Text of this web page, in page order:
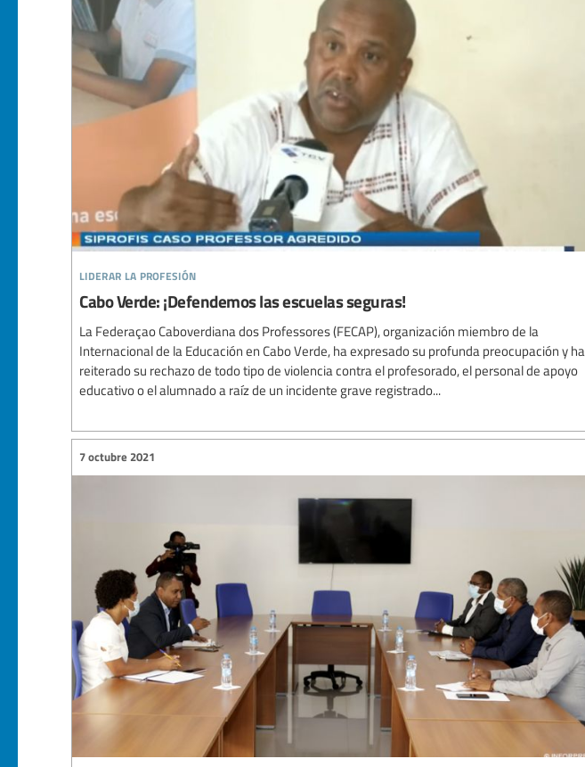
liderar la profesión
Cabo Verde: ¡Defendemos las escuelas seguras!
La Federaçao Caboverdiana dos Professores (FECAP), organización miembro de la
Internacional de la Educación en Cabo Verde, ha expresado su profunda preocupación y ha
reiterado su rechazo de todo tipo de violencia contra el profesorado, el personal de apoyo
educativo o el alumnado a raíz de un incidente grave registrado...
7 octubre 2021